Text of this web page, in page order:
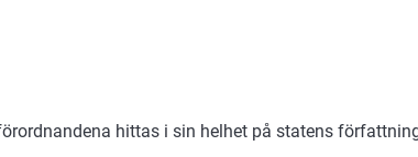
hittas i sin helhet på statens